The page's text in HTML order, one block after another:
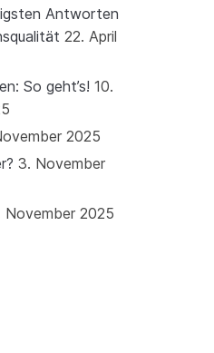
Antworten
22. April
So geht’s! 10.
2025
3. November
November 2025